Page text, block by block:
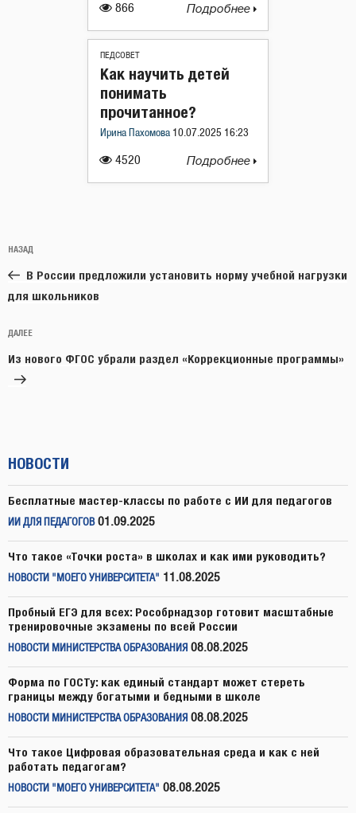
866 Подробнее
ПЕДСОВЕТ
4520
Как научить детей
понимать
прочитанное?
Ирина Пахомова 10.07.2025 16:23
Подробнее
по
записям
Предыдущая
запись:
НАЗАД
В России предложили установить норму учебной нагрузки
для школьников
Следующая
запись
ДАЛЕЕ
Из нового ФГОС убрали раздел «Коррекционные программы»
НОВОСТИ
Бесплатные мастер-классы по работе с ИИ для педагогов
ИИ ДЛЯ ПЕДАГОГОВ 01.09.2025
Что такое «Точки роста» в школах и как ими руководить?
НОВОСТИ "МОЕГО УНИВЕРСИТЕТА" 11.08.2025
Пробный ЕГЭ для всех: Рособрнадзор готовит масштабные
тренировочные экзамены по всей России
НОВОСТИ МИНИСТЕРСТВА ОБРАЗОВАНИЯ 08.08.2025
Форма по ГОСТу: как единый стандарт может стереть
границы между богатыми и бедными в школе
НОВОСТИ МИНИСТЕРСТВА ОБРАЗОВАНИЯ 08.08.2025
Что такое Цифровая образовательная среда и как с ней
работать педагогам?
НОВОСТИ "МОЕГО УНИВЕРСИТЕТА" 08.08.2025